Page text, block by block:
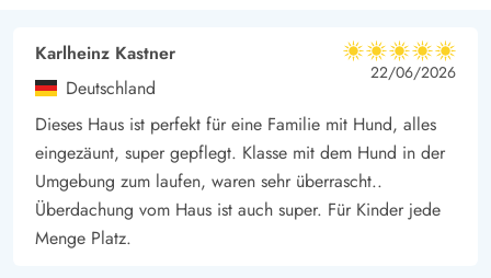
Vierbeiner und schenkt euch gleichzeitig die Ruhe und
Privatsphäre, die ihr euch wünscht.
jedem Wetter – sei es beim Frühstück in der Morgensonne
oder einem Grillabend mit Familie und Freunden. Der
Sandkasten sorgt dafür, dass auch die Kleinsten viel Spaß
haben.
Karlheinz Kastner
Deutschland
5 von 5
5 von 5
5 out of 5
22/06/2026
Dieses Haus ist perfekt für eine Familie mit Hund, alles
eingezäunt, super gepflegt. Klasse mit dem Hund in der
Umgebung zum laufen, waren sehr überrascht..
Überdachung vom Haus ist auch super. Für Kinder jede
Menge Platz.